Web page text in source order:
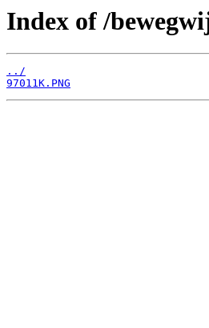
Index of /
../
97011K.PNG